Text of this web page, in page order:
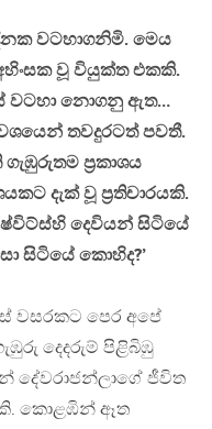
වටහාගනිමි. මෙය
වූ වියුක්ත එකකි.
වටහා නොගනු ඇත…
තවදුරටත් පවතී.
ප්‍රකාශය
දැක් වූ ප්‍රතිචාරයකි.
දෙවියන් සිටියේ
සිටියේ කොහිද?’
වසරකට පෙර අපේ
දෙදරුම් පිළිබිඹු
දේවරාජන්ලාගේ ජීවිත
කොළඹින් ඈත